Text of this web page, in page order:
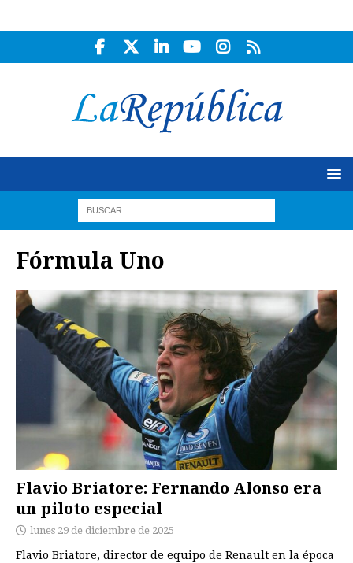
Fórmula Uno
Flavio Briatore: Fernando Alonso era
un piloto especial
lunes 29 de diciembre de 2025
Flavio Briatore, director de equipo de Renault en la época